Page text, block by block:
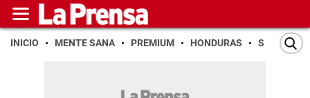
INICIO MENTE SANA PREMIUM HONDURAS SAN PEDRO